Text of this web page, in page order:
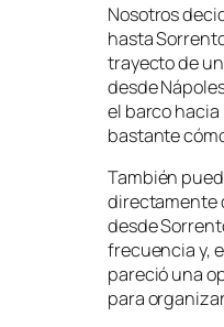
Nosotros
hasta
trayecto de
desde
el barco hacia
bastante
También
directamente
desde
frecuencia y,
pareció una
para